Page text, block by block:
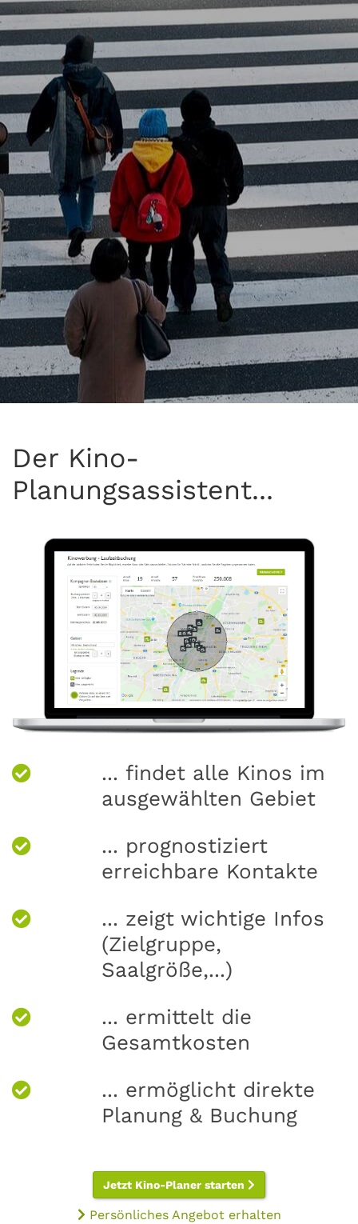
Der Kino-
Planungsassistent...
... findet alle Kinos im
ausgewählten Gebiet
... prognostiziert
erreichbare Kontakte
... zeigt wichtige Infos
(Zielgruppe,
Saalgröße,...)
... ermittelt die
Gesamtkosten
... ermöglicht direkte
Planung & Buchung
Jetzt Kino-Planer starten
Persönliches Angebot erhalten